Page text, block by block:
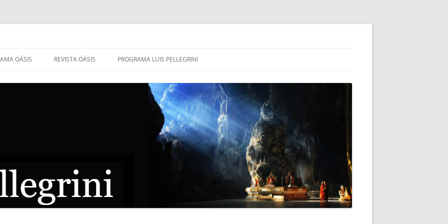
OÁSIS REVISTA OÁSIS PROGRAMA LUIS PELLEGRINI